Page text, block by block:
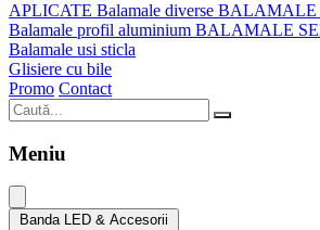
APLICATE Balamale diverse BALAMALE
Balamale profil aluminium BALAMALE
Balamale usi sticla
Glisiere cu bile
Promo Contact
Meniu
Banda LED & Accesorii